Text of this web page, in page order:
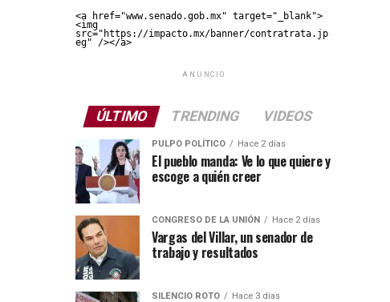
<a href="www.senado.gob.mx" target="_blank">
<img
src="https://impacto.mx/banner/contratrata.jp
eg" /></a>
ANUNCIO
ÚLTIMO TRENDING VIDEOS
PULPO POLÍTICO Hace 2 días
El pueblo manda: Ve lo que quiere y
escoge a quién creer
CONGRESO DE LA UNIÓN Hace 2 días
Vargas del Villar, un senador de
trabajo y resultados
SILENCIO ROTO Hace 3 días